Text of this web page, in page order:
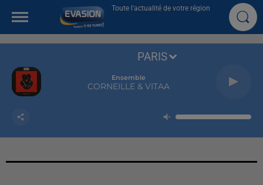
Toute l'actualité de votre région
Ensemble
CORNEILLE & VITAA
PARIS